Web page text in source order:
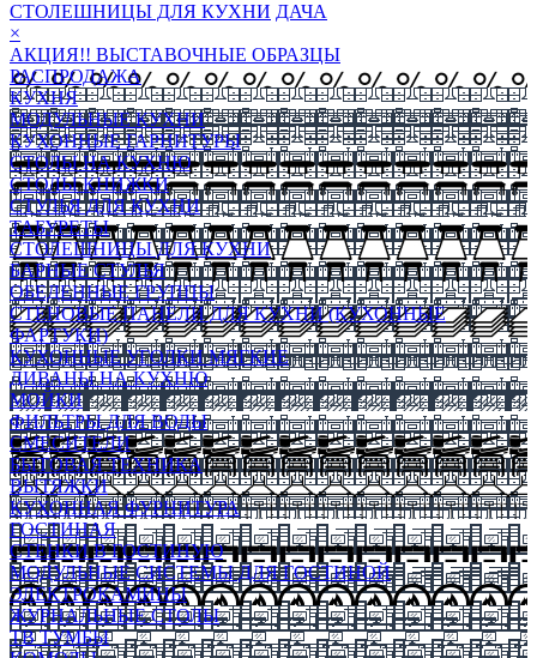
СТОЛЕШНИЦЫ ДЛЯ КУХНИ ДАЧА
×
АКЦИЯ!! ВЫСТАВОЧНЫЕ ОБРАЗЦЫ
РАСПРОДАЖА
КУХНЯ
МОДУЛЬНЫЕ КУХНИ
КУХОННЫЕ ГАРНИТУРЫ
СТОЛЫ НА КУХНЮ
СТОЛЫ КНИЖКИ
СТУЛЬЯ ДЛЯ КУХНИ
ТАБУРЕТЫ
СТОЛЕШНИЦЫ ДЛЯ КУХНИ
БАРНЫЕ СТУЛЬЯ
ОБЕДЕННЫЕ ГРУППЫ
СТЕНОВЫЕ ПАНЕЛИ ДЛЯ КУХНИ (КУХОННЫЕ
ФАРТУКИ)
КУХОННЫЕ УГОЛКИ МЯГКИЕ
ДИВАНЫ НА КУХНЮ
МОЙКИ
ФИЛЬТРЫ ДЛЯ ВОДЫ
СМЕСИТЕЛИ
БЫТОВАЯ ТЕХНИКА
ВЫТЯЖКИ
КУХОННАЯ ФУРНИТУРА
ГОСТИНАЯ
СТЕНКИ В ГОСТИНУЮ
МОДУЛЬНЫЕ СИСТЕМЫ ДЛЯ ГОСТИНОЙ
ЭЛЕКТРОКАМИНЫ
ЖУРНАЛЬНЫЕ СТОЛЫ
ТВ ТУМБЫ